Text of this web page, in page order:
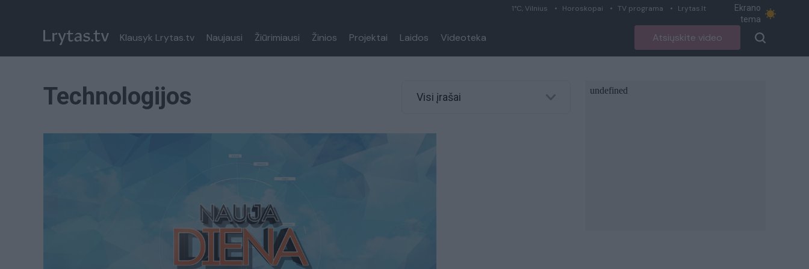
1°C, Vilnius Horoskopai TV programa Lrytas.lt
Ekrano
tema
Klausyk Lrytas.tv Naujausi Žiūrimiausi Žinios Projektai Laidos Videoteka Atsiųskite video
Technologijos Visi įrašai